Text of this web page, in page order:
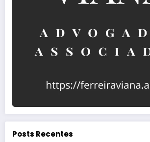
Posts Recentes